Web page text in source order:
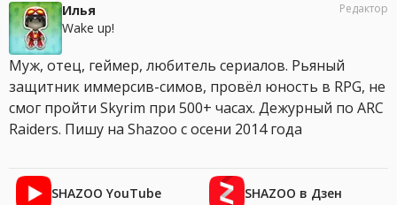
Илья
Wake up!
Редактор
Муж, отец, геймер, любитель сериалов. Рьяный
защитник иммерсив-симов, провёл юность в RPG, не
смог пройти Skyrim при 500+ часах. Дежурный по ARC
Raiders. Пишу на Shazoo с осени 2014 года
SHAZOO YouTube SHAZOO в Дзен